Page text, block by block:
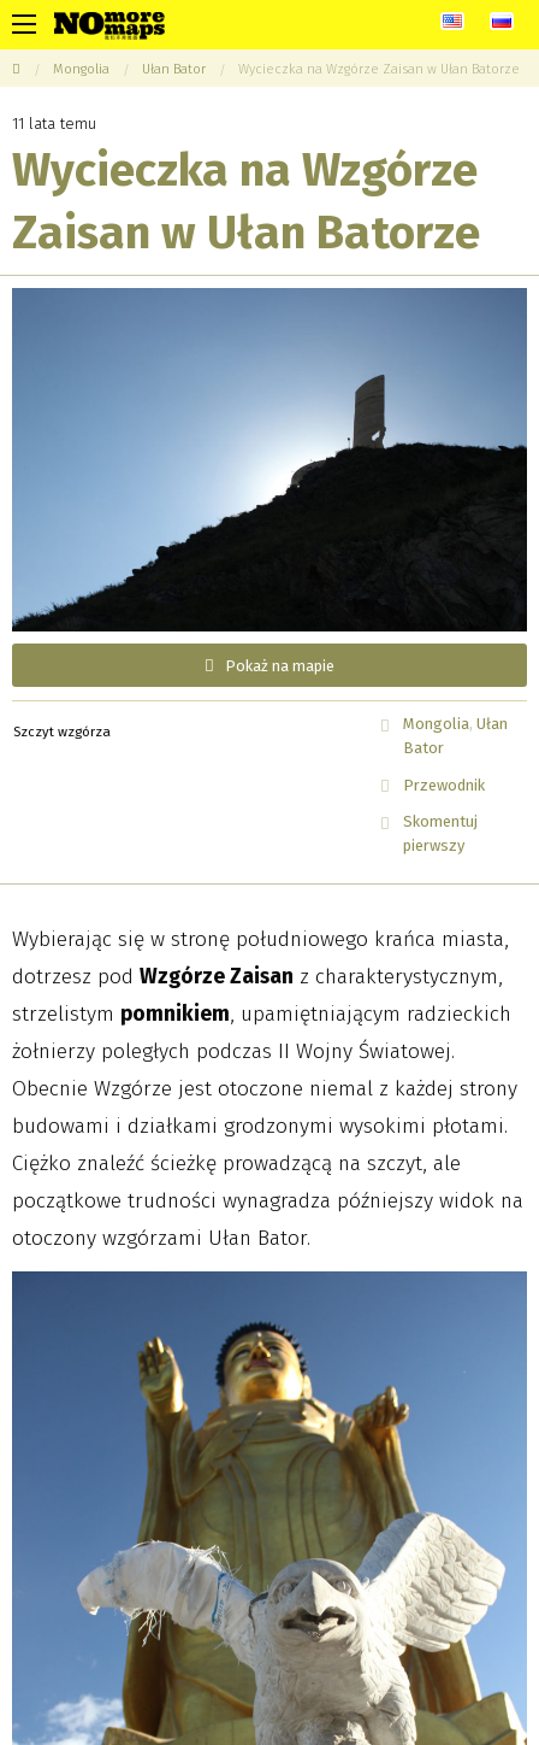
Mongolia Ułan Bator Wycieczka na Wzgórze Zaisan w Ułan Batorze
11 lata temu
Wycieczka na Wzgórze
Zaisan w Ułan Batorze
Pokaż na mapie
Mongolia Ułan
Bator
Przewodnik
Skomentuj
pierwszy
Szczyt wzgórza
Wybierając się w stronę południowego krańca miasta,
dotrzesz podWzgórze Zaisan z charakterystycznym,
strzelistym pomnikiem, upamiętniającym radzieckich
żołnierzy poległych podczas II Wojny Światowej.
Obecnie Wzgórze jest otoczone niemal z każdej strony
budowami i działkami grodzonymi wysokimi płotami.
Ciężko znaleźć ścieżkę prowadzącą na szczyt, ale
początkowe trudności wynagradza późniejszy widok na
otoczony wzgórzami Ułan Bator.